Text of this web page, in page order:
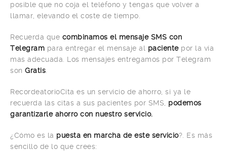
posible que no coja el teléfono y tengas que volver a
llamar, elevando el coste de tiempo.
Recuerda que combinamos el mensaje SMS con
Telegram para entregar el mensaje al pacientepor la vía
mas adecuada. Los mensajes entregamos por Telegram
son Gratis
RecordeatorioCita es un servicio de ahorro, si ya le
recuerda las citas a sus pacientes por SMS, podemos
garantizarle ahorro con nuestro servicio.
¿Cómo es la puesta en marcha de este servicio?. Es más
sencillo de lo que crees: